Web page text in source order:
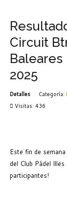
Circuit
Baleares
2025
Detalles Categoría:
Visitas: 436
Este fin de
del Club Pádel
participantes!